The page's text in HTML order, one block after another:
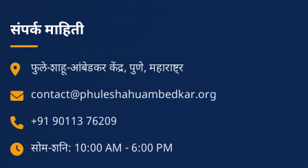
संपर्क माहिती
फुले-शाहू-आंबेडकर केंद्र, पुणे, महाराष्ट्र
contact@phuleshahuambedkar.org
+91 90113 76209
सोम-शनि: 10:00 AM - 6:00 PM